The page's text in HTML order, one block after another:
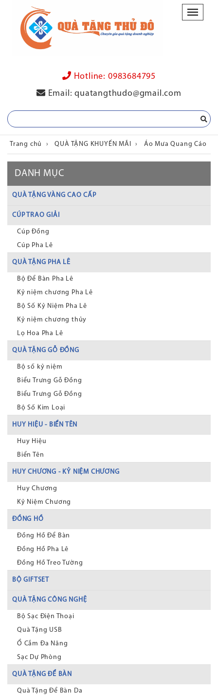
Danh
mục
Hotline: 0983684795
Email:quatangthudo@gmail.com
Trang chủ › QUÀ TẶNG KHUYẾN MÃI › Áo Mưa Quang Cáo
DANH MỤC
QUÀ TẶNG VÀNG CAO CẤP
CÚP TRAO GIẢI
Cúp Đồng
Cúp Pha Lê
QUÀ TẶNG PHA LÊ
Bộ Để Bàn Pha Lê
Kỷ niệm chương Pha Lê
Bộ Số Kỷ Niệm Pha Lê
Kỷ niệm chương thủy
Lọ Hoa Pha Lê
QUÀ TẶNG GỖ ĐỒNG
Bộ số kỷ niệm
Biểu Trưng Gỗ Đồng
Biểu Trưng Gỗ Đồng
Bộ Số Kim Loại
HUY HIỆU - BIỂN TÊN
Huy Hiệu
Biển Tên
HUY CHƯƠNG - KỶ NIỆM CHƯƠNG
Huy Chương
Kỷ Niệm Chương
ĐỒNG HỒ
Đồng Hồ Để Bàn
Đồng Hồ Pha Lê
Đồng Hồ Treo Tường
BỘ GIFTSET
QUÀ TẶNG CÔNG NGHỆ
Bộ Sạc Điện Thoại
Quà Tặng USB
Ổ Cắm Đa Năng
Sạc Dự Phòng
QUÀ TẶNG ĐỂ BÀN
Quà Tặng Để Bàn Da